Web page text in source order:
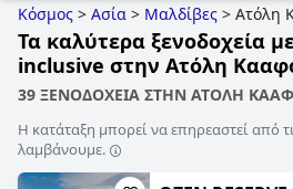
Κόσμος > Ασία > Μαλδίβες > Ατόλη
Τα καλύτερα ξενοδοχεία
inclusive στην Ατόλη
39 ΞΕΝΟΔΟΧΕΙΑ ΣΤΗΝ ΑΤΟΛΗ
Η κατάταξη μπορεί να επηρεαστεί από
λαμβάνουμε.